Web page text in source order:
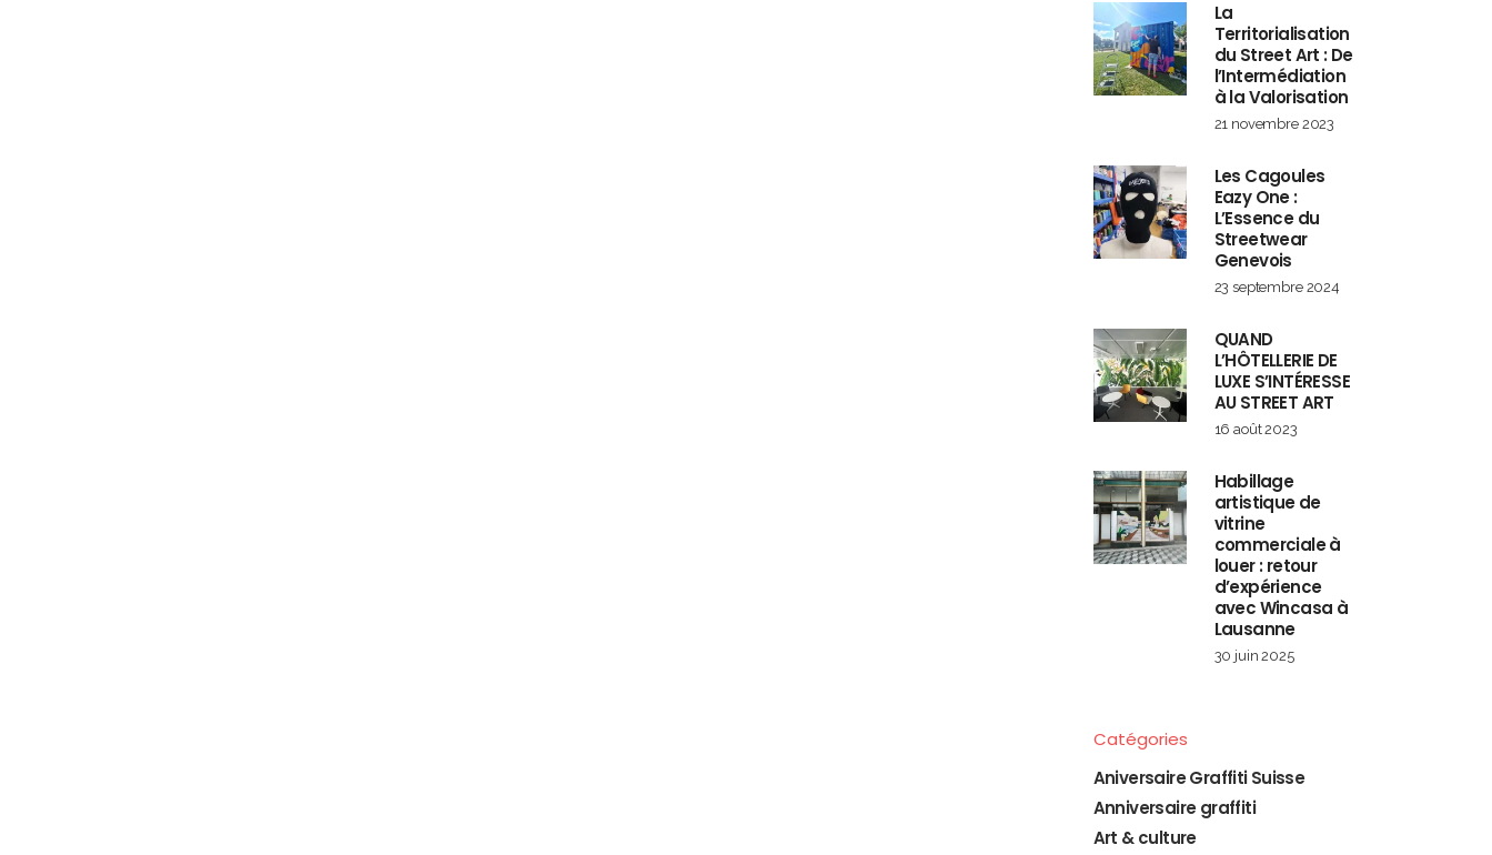
La
Territorialisation
du Street Art : De
l’Intermédiation
à la Valorisation
21 novembre 2023
Les Cagoules
Eazy One :
L’Essence du
Streetwear
Genevois
23 septembre 2024
QUAND
L’HÔTELLERIE DE
LUXE S’INTÉRESSE
AU STREET ART
16 août 2023
Habillage
artistique de
vitrine
commerciale à
louer : retour
d’expérience
avec Wincasa à
Lausanne
30 juin 2025
Catégories
Aniversaire Graffiti Suisse
Anniversaire graffiti
Art & culture